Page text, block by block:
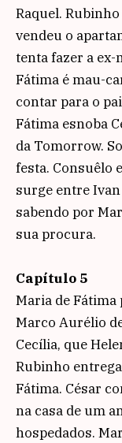
Raquel.
vendeu o
tenta fazer a
Fátima é mau-
contar para o
Fátima esnoba
da Tomorrow.
festa. Consuêlo
surge entre
sabendo por
sua procura.
Capítulo 5
Maria de
Marco Aurélio
Cecília, que
Rubinho
Fátima. César
na casa de um
hospedados.